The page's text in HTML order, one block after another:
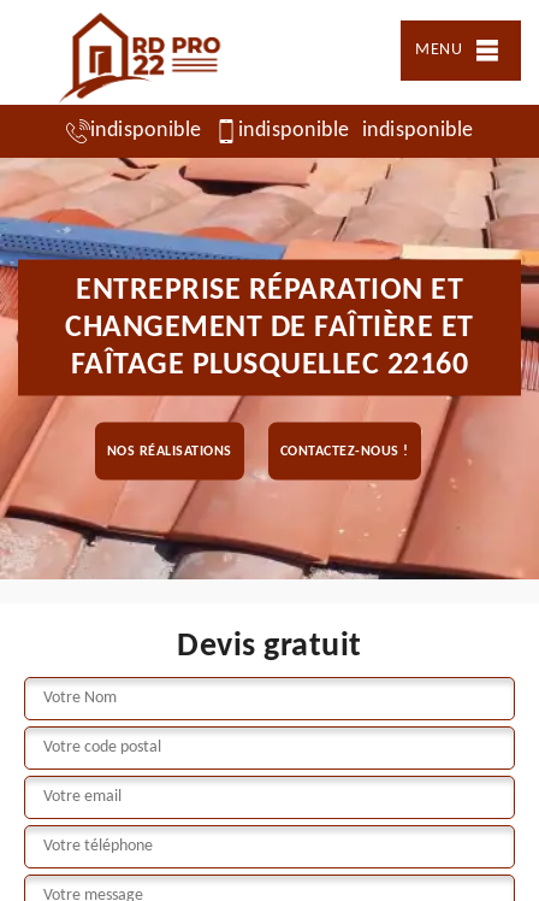
MENU
indisponible indisponible indisponible
ENTREPRISE RÉPARATION ET
CHANGEMENT DE FAÎTIÈRE ET
FAÎTAGE PLUSQUELLEC 22160
NOS RÉALISATIONS CONTACTEZ-NOUS !
Devis gratuit